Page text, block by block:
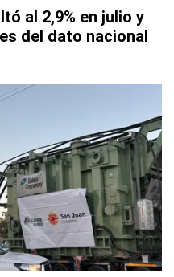
al 2,9% en julio y
del dato nacional